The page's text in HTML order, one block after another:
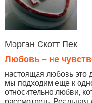
Морган Скотт Пек
Любовь – не
настоящая любовь это
мы подходим еще к
относительно любви,
рассмотреть. Реальная